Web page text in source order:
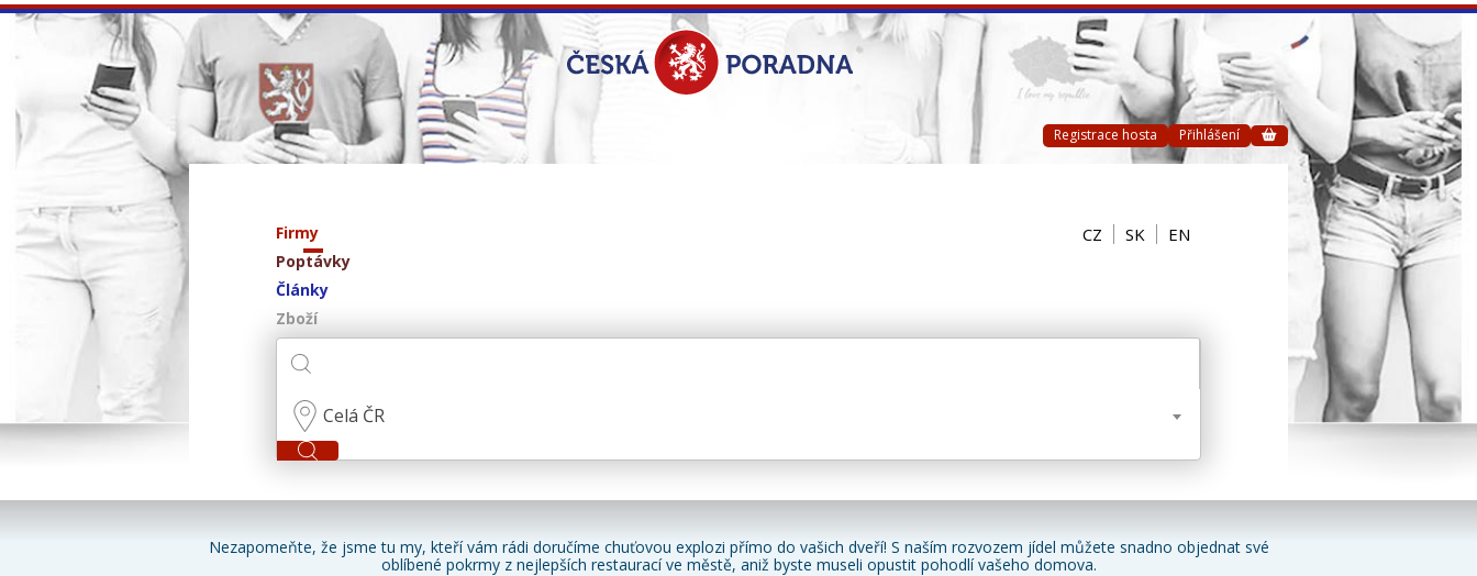
Registrace hosta Přihlášení
Firmy
Poptávky
Články
Zboží
CZ SK EN
Celá ČR
Nezapomeňte, že jsme tu my, kteří vám rádi doručíme chuťovou explozi přímo do vašich dveří! S naším rozvozem jídel můžete snadno objednat své
oblíbené pokrmy z nejlepších restaurací ve městě, aniž byste museli opustit pohodlí vašeho domova.